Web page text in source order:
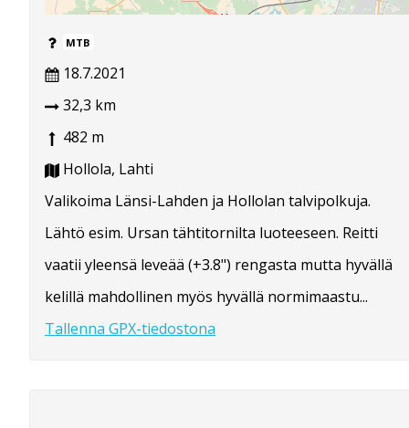
MTB
18.7.2021
32,3 km
482 m
Hollola, Lahti
Valikoima Länsi-Lahden ja Hollolan talvipolkuja.
Lähtö esim. Ursan tähtitornilta luoteeseen. Reitti
vaatii yleensä leveää (+3.8") rengasta mutta hyvällä
kelillä mahdollinen myös hyvällä normimaastu...
Tallenna GPX-tiedostona